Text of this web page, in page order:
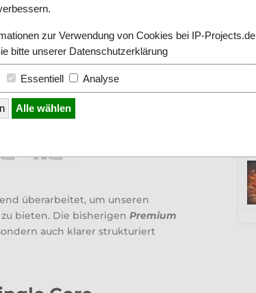
überarbeitet, um unseren
bieten. Die bisherigenPremium
auch klarer strukturiert
zur Verwendung von Cookies bei IP-Projects.de
bitte unserer Datenschutzerklärung
Essentiell Analyse
Alle wählen